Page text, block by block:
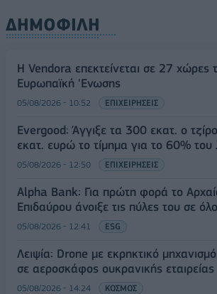
ΔΗΜΟΦΙΛΗ
Η Vendora επεκτείνεται σε 27 χώρες
Ευρωπαϊκή 'Ενωσης
05/08/2026 - 10:52 ΕΠΙΧΕΙΡΗΣΕΙΣ
Evergood: Άγγιξε τα 300 εκατ. ο
εκατ. ευρώ το τίμημα για το 60%
05/08/2026 - 12:50 ΕΠΙΧΕΙΡΗΣΕΙΣ
Alpha Bank: Για πρώτη φορά το
Επιδαύρου άνοιξε τις πύλες του σε
05/08/2026 - 12:41 ESG
Λειψία: Drone με εκρηκτικό
σε αεροσκάφος ουκρανικής εταιρείας
05/08/2026 - 14:24 ΚΟΣΜΟΣ